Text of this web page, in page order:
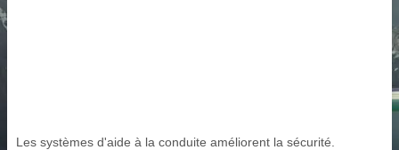
Les systèmes d'aide à la conduite améliorent la sécurité.